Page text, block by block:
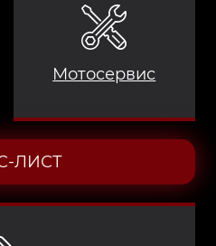
Мотосервис
ЛИСТ